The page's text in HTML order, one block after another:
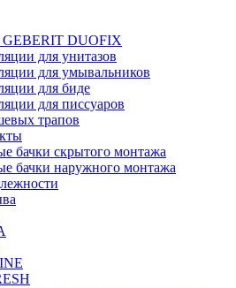
GEBERIT DUOFIX
для унитазов
для умывальников
для биде
для писсуаров
трапов
бачки скрытого монтажа
бачки наружного монтажа